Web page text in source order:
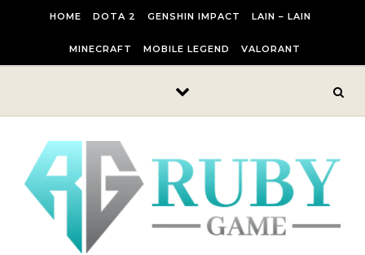
HOME DOTA 2 GENSHIN IMPACT LAIN – LAIN
MINECRAFT MOBILE LEGEND VALORANT